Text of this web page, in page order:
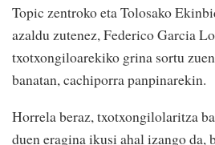
Topic zentroko eta Tolosako
azaldu zutenez, Federico Garcia
txotxongiloarekiko grina sortu
banatan, cachiporra panpinarekin.
Horrela beraz, txotxongilolaritza
duen eragina ikusi ahal izango da,